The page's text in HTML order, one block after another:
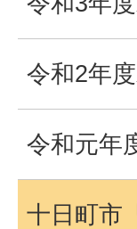
令和2年
令和元年
十日町市